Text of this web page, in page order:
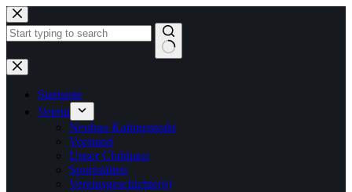
Zum
Inhalt
springen
Keine
Ergebnisse
Startseite
Verein
Neubau Kabinentrakt
Vorstand
Unser Clubhaus
Sportstätten
Vereinsgeschichte(n)